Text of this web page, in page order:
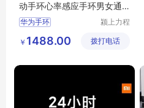
动手环心率感应手环男女通
用跑步
华为手环
心率感应手环
颍上力程
有限公司
￥ 1488.00 拨打电话